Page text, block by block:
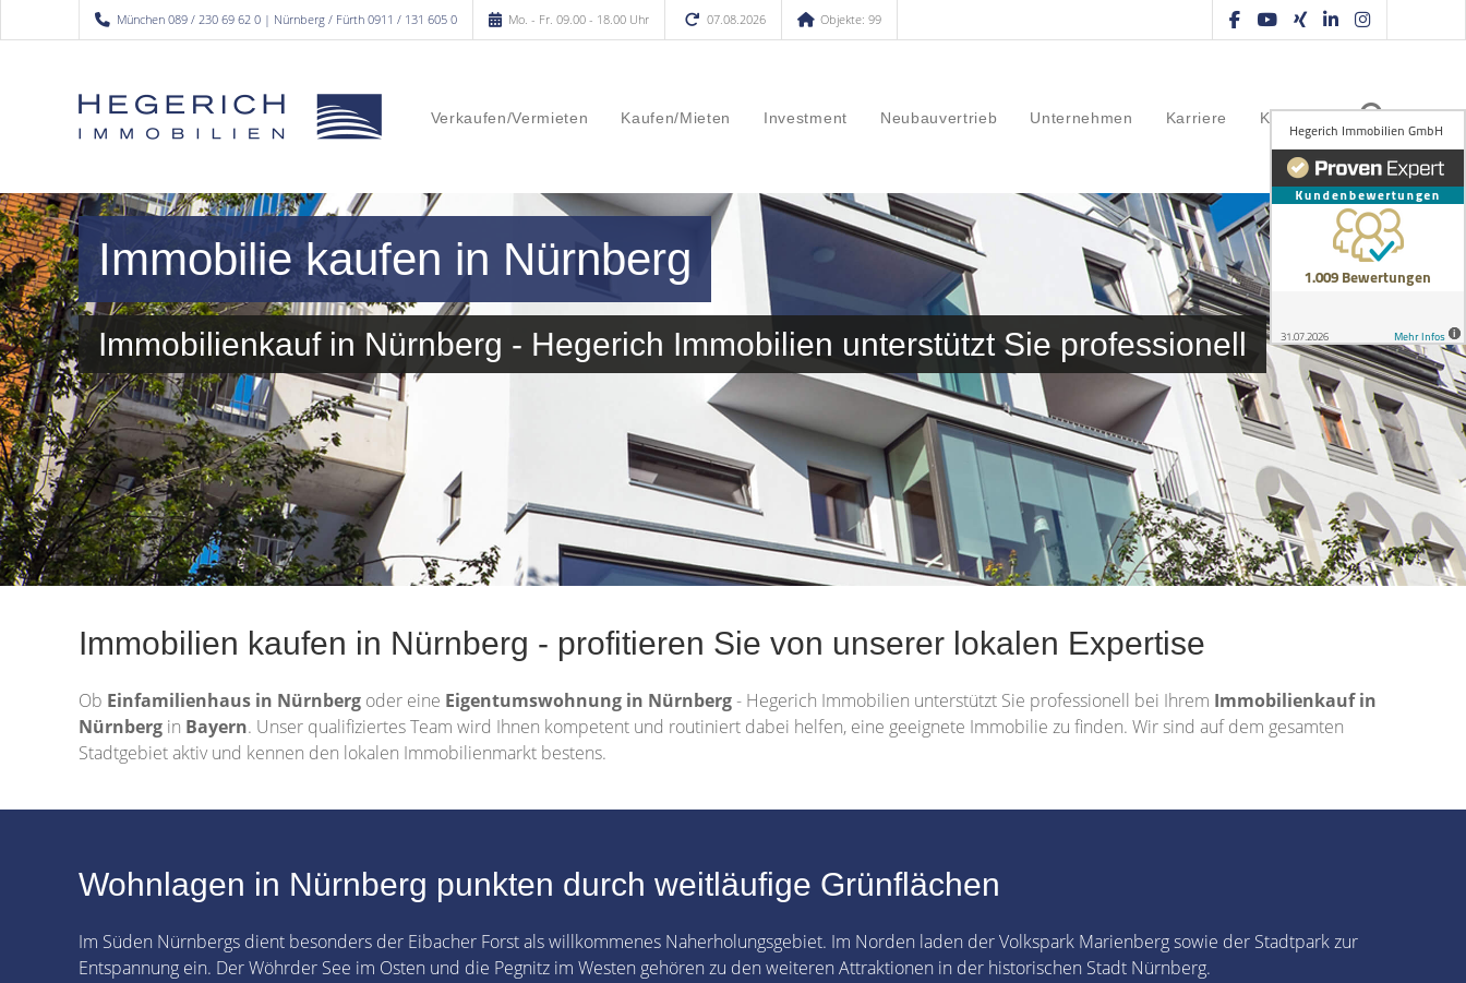
München 089 / 230 69 62 0 | Nürnberg / Fürth 0911 / 131 605 0 Mo. - Fr. 09.00 - 18.00 Uhr 07.08.2026 Objekte: 99
Verkaufen/Vermieten Kaufen/Mieten Investment Neubauvertrieb Unternehmen Karriere Kontakt
Immobilie kaufen in Nürnberg
Immobilienkauf in Nürnberg - Hegerich Immobilien unterstützt Sie professionell
Immobilien kaufen in Nürnberg - profitieren Sie von unserer lokalen Expertise
Ob Einfamilienhaus in Nürnberg oder eine Eigentumswohnung in Nürnberg- Hegerich Immobilien unterstützt Sie professionell bei Ihrem Immobilienkauf in
Nürnberg in Bayern. Unser qualifiziertes Team wird Ihnen kompetent und routiniert dabei helfen, eine geeignete Immobilie zu finden. Wir sind auf dem gesamten
Stadtgebiet aktiv und kennen den lokalen Immobilienmarkt bestens.
Wohnlagen in Nürnberg punkten durch weitläufige Grünflächen
Im Süden Nürnbergs dient besonders der Eibacher Forst als willkommenes Naherholungsgebiet. Im Norden laden der Volkspark Marienberg sowie der Stadtpark zur
Entspannung ein. Der Wöhrder See im Osten und die Pegnitz im Westen gehören zu den weiteren Attraktionen in der historischen Stadt Nürnberg.